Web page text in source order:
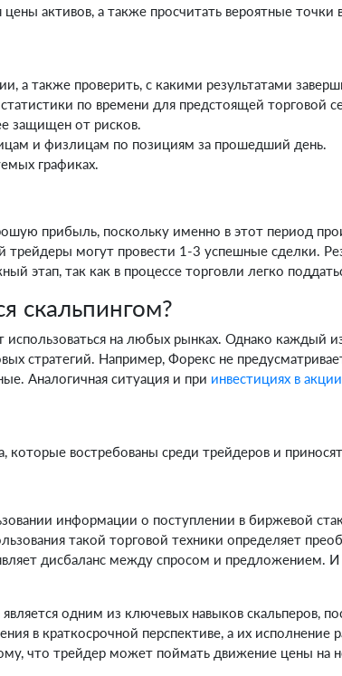
активов, а также просчитать вероятные
а также проверить, с какими результатами
по времени для предстоящей торговой
защищен от рисков.
и физлицам по позициям за прошедший день.
графиках.
прибыль, поскольку именно в этот период
трейдеры могут провести 1-3 успешные сделки.
этап, так как в процессе торговли легко
скальпингом?
на любых рынках. Однако каждый
стратегий. Например, Форекс не
Аналогичная ситуация и при инвестициях в акции
которые востребованы среди трейдеров и
информации о поступлении в биржевой
такой торговой техники определяет
дисбаланс между спросом и предложением.
одним из ключевых навыков скальперов,
в краткосрочной перспективе, а их исполнение
что трейдер может поймать движение цены на